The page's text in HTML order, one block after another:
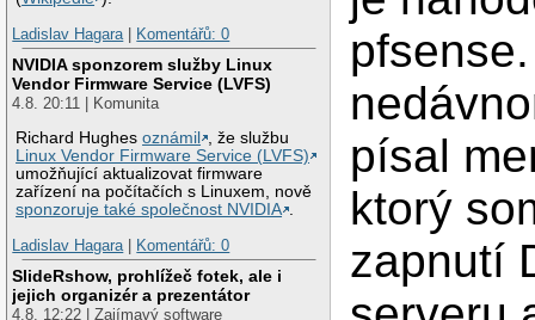
Ladislav Hagara
Komentářů: 0
NVIDIA sponzorem služby Linux
Vendor Firmware Service (LVFS)
4.8. 20:11 | Komunita
Richard Hughesoznámil
, že službu
Linux Vendor Firmware Service (LVFS)
umožňující aktualizovat firmware
zařízení na počítačích s Linuxem, nově
sponzoruje také společnost NVIDIA .
Ladislav Hagara | Komentářů: 0
SlideRshow, prohlížeč fotek, ale i
jejich organizér a prezentátor
4.8. 12:22 | Zajímavý software
písal
ktorý
zapnutí